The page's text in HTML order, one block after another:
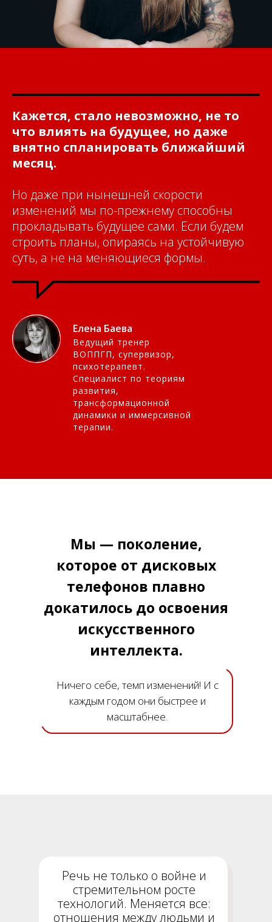
Кажется, стало невозможно, не то
что влиять на будущее, но даже
внятно спланировать ближайший
месяц.
Но даже при нынешней скорости
изменений мы по-прежнему способны
прокладывать будущее сами. Если будем
строить планы, опираясь на устойчивую
суть, а не на меняющиеся формы.
Елена Баева
Ведущий тренер
ВОППГП, супервизор,
психотерапевт.
Специалист по теориям
развития,
трансформационной
динамики и иммерсивной
терапии.
Мы — поколение,
которое от дисковых
телефонов плавно
докатилось до освоения
искусственного
интеллекта.
Ничего себе, темп изменений! И с
каждым годом они быстрее и
масштабнее.
Речь не только о войне и
стремительном росте
технологий. Меняется все:
отношения между людьми и